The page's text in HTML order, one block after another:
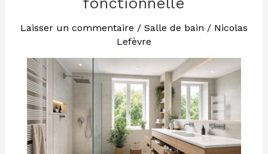
Laisser un commentaire / Salle de bain / Nicolas
Lefèvre
de
fonctionnelle